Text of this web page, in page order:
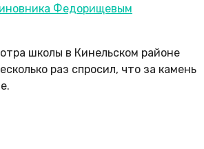
Федорищевым
школы в Кинельском районе
раз спросил, что за камень